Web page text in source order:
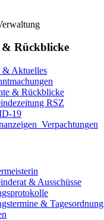
& Rückblicke
& Aktuelles
& Rückblicke
RSZ
19
& Ausschüsse
& Tagesordnung